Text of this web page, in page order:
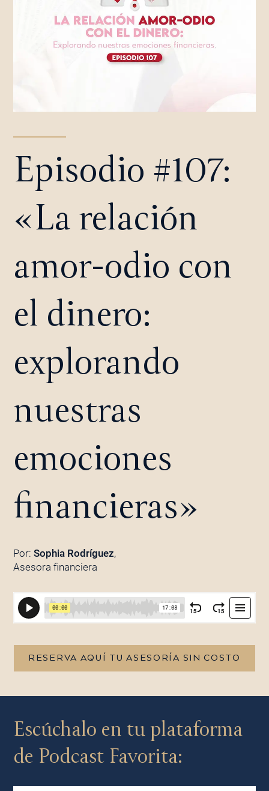
Episodio #107:
«La relación
amor-odio con
el dinero:
explorando
nuestras
emociones
financieras»
Por: Sophia Rodríguez,
Asesora financiera
RESERVA AQUÍ TU ASESORÍA SIN COSTO
Escúchalo en tu plataforma
de Podcast Favorita: